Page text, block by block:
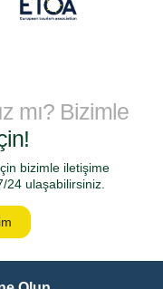
mı? Bizimle
bizimle iletişime
24 ulaşabilirsiniz.